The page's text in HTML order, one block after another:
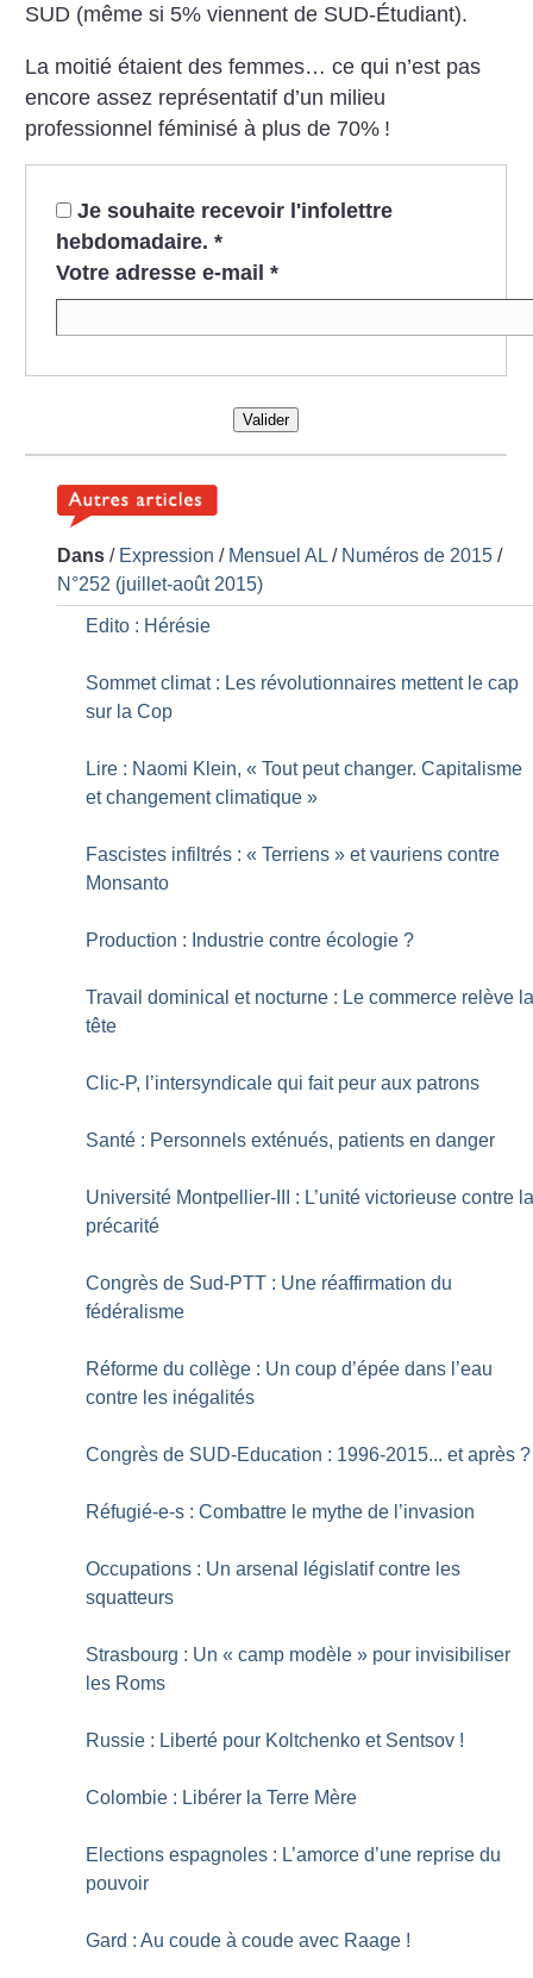
SUD (même si 5% viennentde SUD-Étudiant).
La moitié étaient des femmes… ce qui n’est pas
encore assez représentatif d’un milieu
professionnel féminisé à plus de 70% !
Je souhaite recevoir l'infolettre
hebdomadaire. *
Votre adresse e-mail *
Valider
Dans / Expression / Mensuel AL / Numéros de 2015 /
N°252 (juillet-août 2015)
Edito : Hérésie
Sommet climat : Les révolutionnaires mettent le cap
sur la Cop
Lire : Naomi Klein, « Tout peut changer. Capitalisme
et changement climatique »
Fascistes infiltrés : « Terriens » et vauriens contre
Monsanto
Production : Industrie contre écologie ?
Travail dominical et nocturne : Le commerce relève
tête
Clic-P, l’intersyndicale qui fait peur aux patrons
Santé : Personnels exténués, patients en danger
Université Montpellier-III : L’unité victorieuse contre
précarité
Congrès de Sud-PTT : Une réaffirmation du
fédéralisme
Réforme du collège : Un coup d’épée dans l’eau
contre les inégalités
Congrès de SUD-Education : 1996-2015... et après ?
Réfugié-e-s : Combattre le mythe de l’invasion
Occupations : Un arsenal législatif contre les
squatteurs
Strasbourg : Un « camp modèle » pour invisibiliser
les Roms
Russie : Liberté pour Koltchenko et Sentsov !
Colombie : Libérer la Terre Mère
Elections espagnoles : L’amorce d’une reprise du
pouvoir
Gard : Au coude à coude avec Raage !